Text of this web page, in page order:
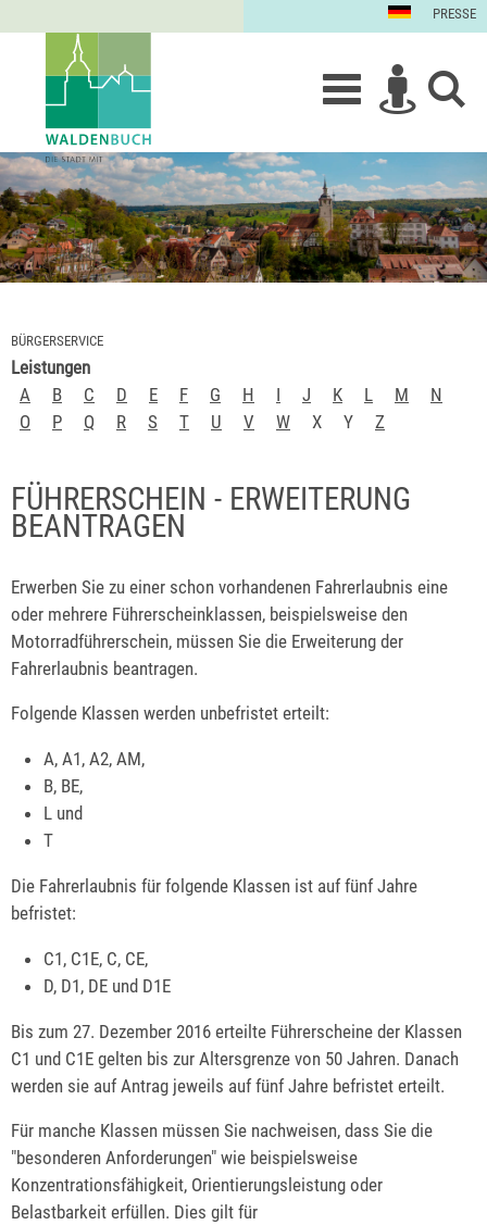
PRESSE
BÜRGERSERVICE
Leistungen
A
B C D E F G H I J K L M
N
O
P Q R S T U V W X Y Z
FÜHRERSCHEIN - ERWEITERUNG
BEANTRAGEN
Erwerben Sie zu einer schon vorhandenen Fahrerlaubnis eine
oder mehrere Führerscheinklassen, beispielsweise den
Motorradführerschein, müssen Sie die Erweiterung der
Fahrerlaubnis beantragen.
Folgende Klassen werden unbefristet erteilt:
A, A1, A2, AM,
B, BE,
L und
T
Die Fahrerlaubnis für folgende Klassen ist auf fünf Jahre
befristet:
C1, C1E, C, CE,
D, D1, DE und D1E
Bis zum 27. Dezember 2016 erteilte Führerscheine der Klassen
C1 und C1E gelten bis zur Altersgrenze von 50 Jahren. Danach
werden sie auf Antrag jeweils auf fünf Jahre befristet erteilt.
Für manche Klassen müssen Sie nachweisen, dass Sie die
"besonderen Anforderungen" wie beispielsweise
Konzentrationsfähigkeit, Orientierungsleistung oder
Belastbarkeit erfüllen. Dies gilt für